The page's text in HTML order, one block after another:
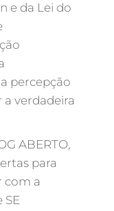
e da Lei do
percepção
a verdadeira
ABERTO,
para
com a
SE